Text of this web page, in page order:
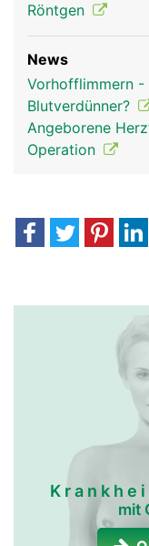
Röntgen
News
Vorhofflimmern -
Blutverdünner?
Angeborene
Operation
mit